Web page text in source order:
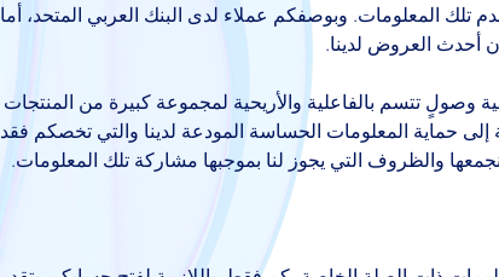
تلك المعلومات. وبوصفكم عملاء لدى البنك العربي المتحد،
أحدث العروض لدينا.
وصولٍ تتسم بالفاعلية والأريحية لمجموعة كبيرة من المنتجات
إلى حماية المعلومات الحساسة المودعة لدينا والتي
نجمعها والظروف التي يجوز لنا بموجبها مشاركة تلك المعلومات.